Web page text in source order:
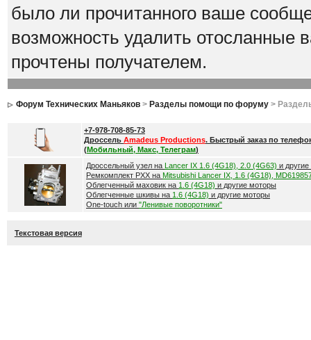
было ли прочитанного ваше
возможность удалить
прочтены получателем.
Форум Технических Маньяков> Разделы помощи по форуму>
+7-978-708-85-73
Дроссель Amadeus Productions. Быстрый заказ по
(Мобильный, Макс, Телеграм)
Дроссельный узел на Lancer IX 1.6 (4G18), 2.0 (4G63) и
Ремкомплект РХХ на Mitsubishi Lancer IX, 1.6 (4G18),
Облегченный маховик на 1.6 (4G18) и другие моторы
Облегченные шкивы на 1.6 (4G18) и другие моторы
One-touch или "Ленивые поворотники"
Текстовая версия